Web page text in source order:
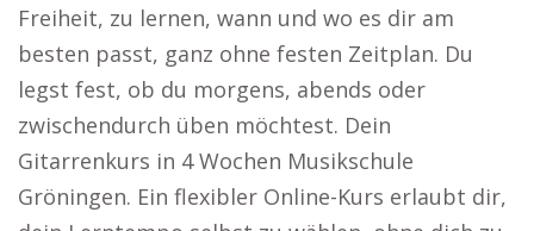
Freiheit, zu lernen, wann und wo es dir am
besten passt, ganz ohne festen Zeitplan. Du
legst fest, ob du morgens, abends oder
zwischendurch üben möchtest. Dein
Gitarrenkurs in 4 Wochen Musikschule
Gröningen. Ein flexibler Online-Kurs erlaubt dir,